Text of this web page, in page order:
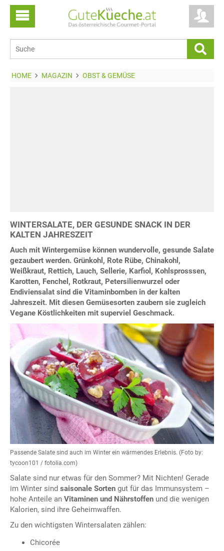
HOME MAGAZIN OBST & GEMÜSE
WINTERSALATE, DER GESUNDE SNACK IN DER
KALTEN JAHRESZEIT
Auch mit Wintergemüse können wundervolle, gesunde Salate
gezaubert werden. Grünkohl, Rote Rübe, Chinakohl,
Weißkraut, Rettich, Lauch, Sellerie, Karfiol, Kohlsprosssen,
Karotten, Fenchel, Rotkraut, Petersilienwurzel oder
Endiviensalat sind die Vitaminbomben in der kalten
Jahreszeit. Mit diesen Gemüsesorten zaubern sie zugleich
Vegane Köstlichkeiten mit superviel Geschmack.
Passende Salate sind auch im Winter ein wärmendes Erlebnis. (Foto by:
tycoon101 / fotolia.com)
Salate sind nur etwas für den Sommer? Mit Nichten! Gerade
im Winter sind saisonale Sorten gut für das Immunsystem –
hohe Anteile an Vitaminen und Nährstoffen und die wenigen
Kalorien, sind ihre Geheimwaffen.
Zu den wichtigsten Wintersalaten zählen:
Chicorée